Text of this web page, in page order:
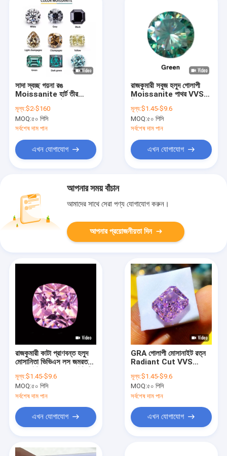
সাদা স্বচ্ছ গয়না রঙ
Moissanite হার্ট তীর
মূল্য:$2-$160
MOQ:৫০ পিসি
সর্বশেষ দাম পান
এখন যোগাযোগ
রাজকুমারী সবুজ হলুদ গোলাপী
Moissanite পাথর VVS
গোলাপী সোনার moissanite
প্রবৃত্তি রিং
মূল্য:$1.45-$9.6
MOQ:৫০ পিসি
সর্বশেষ দাম পান
এখন যোগাযোগ
আপনার সময় বাঁচান
আমাদের সাথে সেরা পণ্য যোগাযোগ করুন।
আপনার প্রয়োজনীয়তা দিন
রাজকুমারী কাটা প্রাণবন্ত হলুদ
মোসানিতা ভিভিএস লস জমরত
গোলাপী মোসানাইট প্রতিশ্রুতি
রিং
মূল্য:$1.45-$9.6
MOQ:৫০ পিসি
সর্বশেষ দাম পান
এখন যোগাযোগ
GRA গোলাপী মোসানাইট রত্ন
Radiant Cut VVS
Moissanite ডায়মন্ড প্রিন্সেস
কাট মোসানাইট রিং গোলাপী
মোসানাইট
মূল্য:$1.45-$9.6
MOQ:৫০ পিসি
সর্বশেষ দাম পান
এখন যোগাযোগ